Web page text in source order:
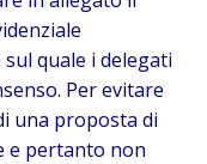
quale i delegati
Per evitare
una proposta di
e pertanto non